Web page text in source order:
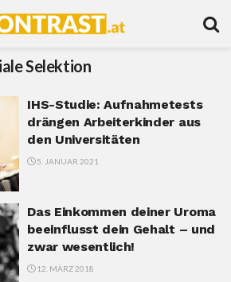
Selektion
IHS-Studie: Aufnahmetests
drängen Arbeiterkinder aus
den Universitäten
5. JANUAR 2021
Das Einkommen deiner Uroma
beeinflusst dein Gehalt – und
zwar wesentlich!
12. MÄRZ 2018